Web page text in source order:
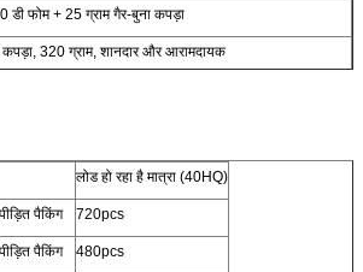
डी फोम + 25 ग्राम गैर-बुना कपड़ा
320 ग्राम, शानदार और आरामदायक
लोड हो रहा है मात्रा (40HQ)
पैकिंग 720pcs
पैकिंग 480pcs